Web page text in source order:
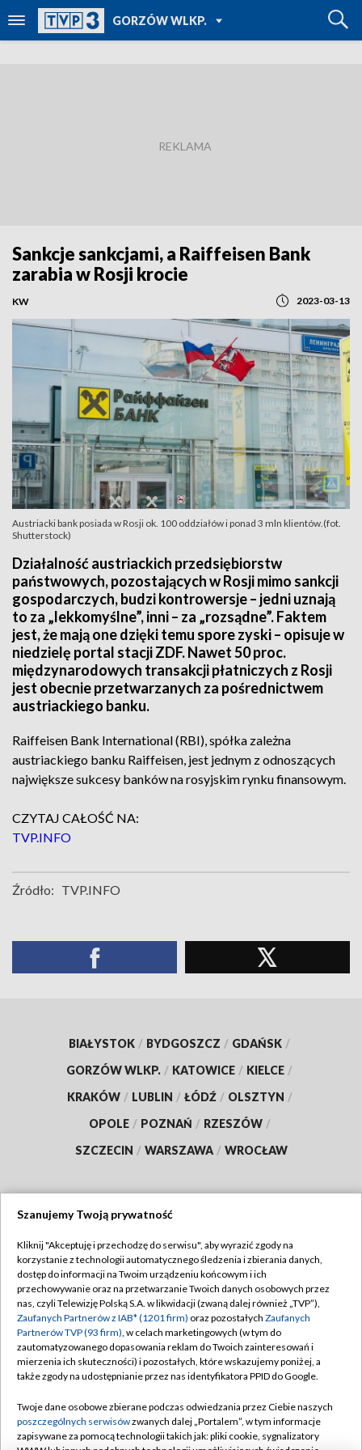
GORZÓW WLKP.
TVP REGIONY
Sankcje sankcjami, a Raiffeisen Bank
zarabia w Rosji krocie
KW 2023-03-13
Austriacki bank posiada w Rosji ok. 100 oddziałów i ponad 3 mln klientów.(fot.
Shutterstock)
Działalność austriackich przedsiębiorstw
państwowych, pozostających w Rosji mimo sankcji
gospodarczych, budzi kontrowersje – jedni uznają
to za „lekkomyślne”, inni – za „rozsądne”. Faktem
jest, że mają one dzięki temu spore zyski – opisuje w
niedzielę portal stacji ZDF. Nawet 50 proc.
międzynarodowych transakcji płatniczych z Rosji
jest obecnie przetwarzanych za pośrednictwem
austriackiego banku.
Raiffeisen Bank International (RBI), spółka zależna
austriackiego banku Raiffeisen, jest jednym z odnoszących
największe sukcesy banków na rosyjskim rynku finansowym.
CZYTAJ CAŁOŚĆ NA:
TVP.INFO
Źródło: TVP.INFO
BIAŁYSTOK / BYDGOSZCZ / GDAŃSK /
GORZÓW WLKP. / KATOWICE / KIELCE /
KRAKÓW / LUBLIN / ŁÓDŹ / OLSZTYN /
OPOLE / POZNAŃ / RZESZÓW /
SZCZECIN / WARSZAWA / WROCŁAW
TVP
Abonament TVP
Emisja w TVP
Centrum informacji TVP
Naziemna Telewizja Cyfrowa
Rada Programowa
System NOS
Regulamin TVP
Polityka prywatności
Moje zgody
Pomoc
Kontakt
Szanujemy Twoją prywatność
Kliknij "Akceptuję i przechodzę do serwisu", aby wyrazić zgody na
korzystanie z technologii automatycznego śledzenia i zbierania danych,
dostęp do informacji na Twoim urządzeniu końcowym i ich
przechowywanie oraz na przetwarzanie Twoich danych osobowych przez
nas, czyli Telewizję Polską S.A. w likwidacji (zwaną dalej również „TVP”),
Zaufanych Partnerów z IAB* (1201 firm) oraz pozostałych Zaufanych
Partnerów TVP (93 firm), w celach marketingowych (w tym do
zautomatyzowanego dopasowania reklam do Twoich zainteresowań i
mierzenia ich skuteczności) i pozostałych, które wskazujemy poniżej, a
także zgody na udostępnianie przez nas identyfikatora PPID do Google.
Twoje dane osobowe zbierane podczas odwiedzania przez Ciebie naszych
poszczególnych serwisówzwanych dalej „Portalem”, w tym informacje
zapisywane za pomocą technologii takich jak: pliki cookie, sygnalizatory